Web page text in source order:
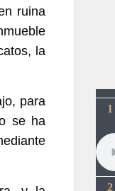
ruina
la
para
se ha